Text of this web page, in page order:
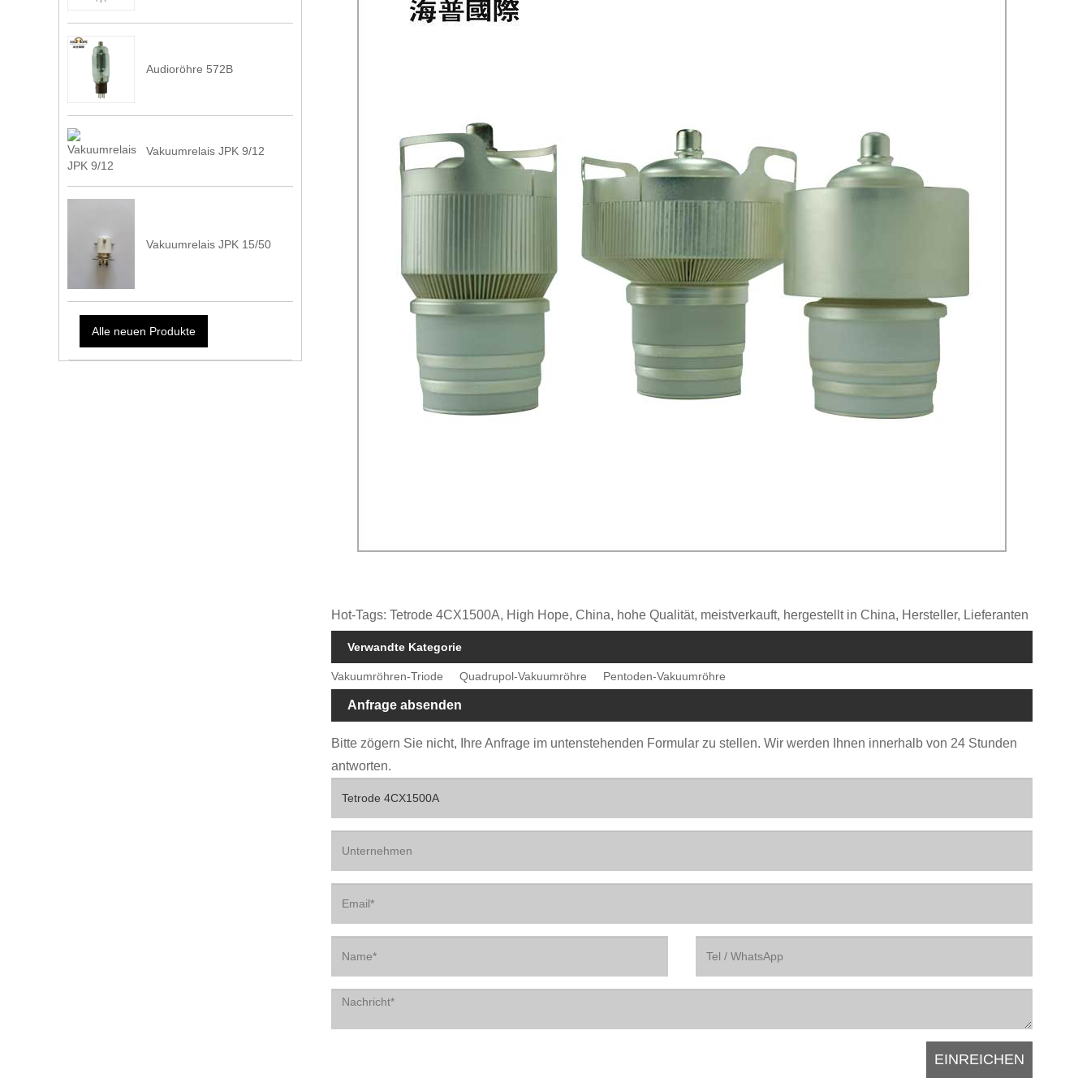
Audioröhre 572B
Vakuumrelais JPK 9/12
Vakuumrelais JPK 15/50
Alle neuen Produkte
Hot-Tags: Tetrode 4CX1500A, High Hope, China, hohe Qualität, meistverkauft, hergestellt in China, Hersteller, Lieferanten
Verwandte Kategorie
Vakuumröhren-Triode Quadrupol-Vakuumröhre Pentoden-Vakuumröhre
Anfrage absenden
Bitte zögern Sie nicht, Ihre Anfrage im untenstehenden Formular zu stellen. Wir werden Ihnen innerhalb von 24 Stunden
antworten.